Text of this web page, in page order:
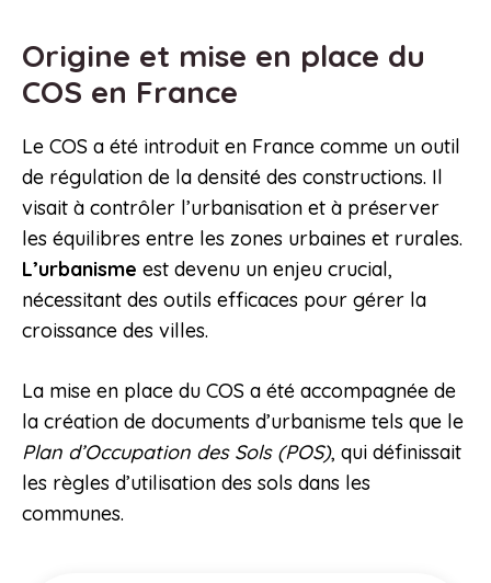
Origine et mise en place du
COS en France
Le COS a été introduit en France comme un outil
de régulation de la densité des constructions. Il
visait à contrôler l’urbanisation et à préserver
les équilibres entre les zones urbaines et rurales.
L’urbanisme est devenu un enjeu crucial,
nécessitant des outils efficaces pour gérer la
croissance des villes.
La mise en place du COS a été accompagnée de
la création de documents d’urbanisme tels que le
Plan d’Occupation des Sols (POS), qui définissait
les règles d’utilisation des sols dans les
communes.